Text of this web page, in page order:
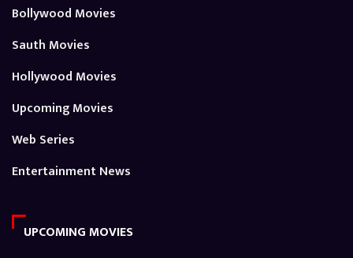
Bollywood Movies
Sauth Movies
Hollywood Movies
Upcoming Movies
Web Series
Entertainment News
UPCOMING MOVIES